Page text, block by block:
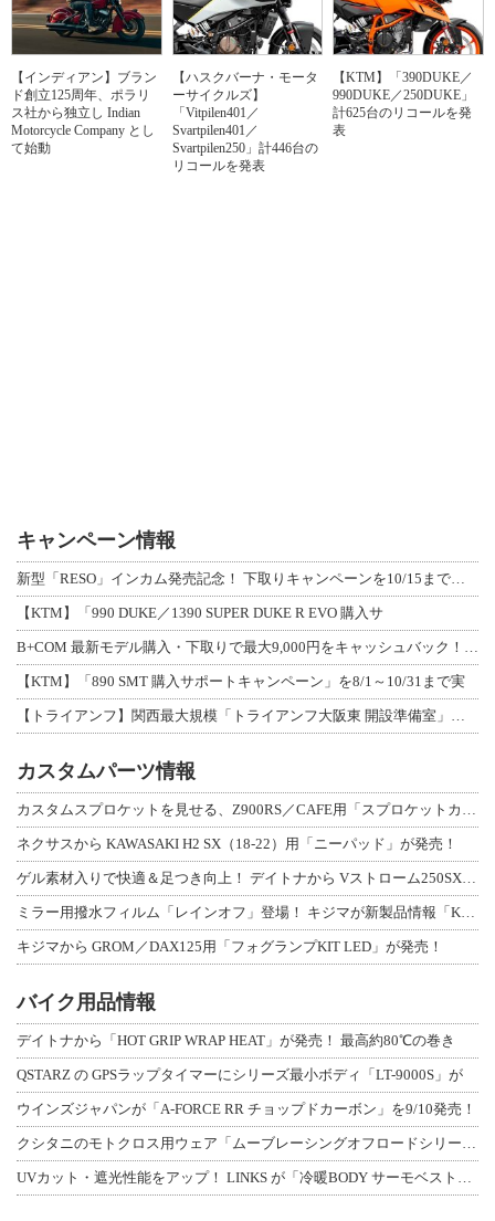
【インディアン】ブラン
ド創立125周年、ポラリ
ス社から独立し Indian
Motorcycle Company とし
て始動
【ハスクバーナ・モータ
ーサイクルズ】
「Vitpilen401／
Svartpilen401／
Svartpilen250」計446台の
リコールを発表
【KTM】「390DUKE／
990DUKE／250DUKE」
計625台のリコールを発
表
キャンペーン情報
【KTM】「990 DUKE／1390 SUPER DUKE R EVO 購入サ
【KTM】「890 SMT 購入サポートキャンペーン」を8/1～10/31まで実
カスタムパーツ情報
ネクサスから KAWASAKI H2 SX（18-22）用「ニーパッド」が発売！
キジマから GROM／DAX125用「フォグランプKIT LED」が発売！
バイク用品情報
デイトナから「HOT GRIP WRAP HEAT」が発売！ 最高約80℃の巻き
QSTARZ の GPSラップタイマーにシリーズ最小ボディ「LT-9000S」が
ウインズジャパンが「A-FORCE RR チョップドカーボン」を9/10発売！